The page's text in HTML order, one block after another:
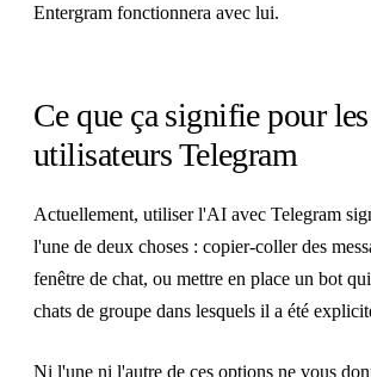
Entergram fonctionnera avec lui.
Ce que ça signifie pour les
utilisateurs Telegram
Actuellement, utiliser l'AI avec Telegram
l'une de deux choses : copier-coller des
fenêtre de chat, ou mettre en place un bot
chats de groupe dans lesquels il a été
Ni l'une ni l'autre de ces options ne vous